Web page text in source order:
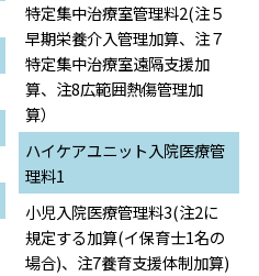
特定集中治療室管理料2(注５
早期栄養介入管理加算、注７
特定集中治療室遠隔支援加
算、注8広範囲熱傷管理加
算）
ハイケアユニット入院医療管
理料1
小児入院医療管理料3(注2に
規定する加算(イ保育士1名の
場合)、注7養育支援体制加算)